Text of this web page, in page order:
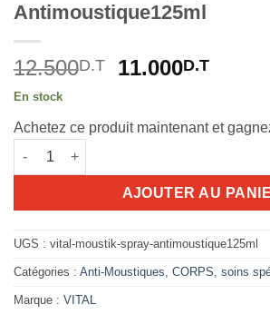
Antimoustique125ml
12.500D.T
Le
était :
11.000D.TLe
est :
En stock
Achetez ce produit maintenant et
quantité de VITAL Moustik Spray
AJOUTER AU
UGS : vital-moustik-spray-antimoustique125ml
Catégories : Anti-Moustiques CORPS soins
Marque : VITAL